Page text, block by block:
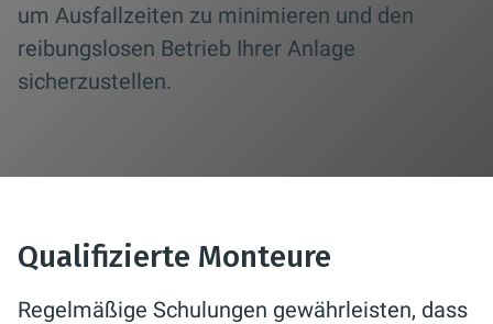
um Ausfallzeiten zu minimieren und den
reibungslosen Betrieb Ihrer Anlage
sicherzustellen.
Qualifizierte Monteure
Regelmäßige Schulungen gewährleisten, dass